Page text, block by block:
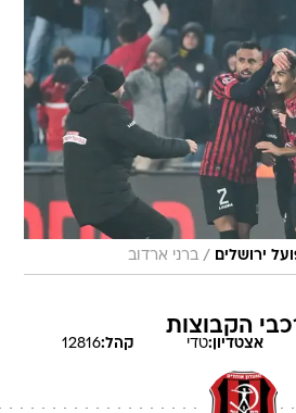
ירושלים / ברני ארדוב
הקבוצות
אצטדיון:טדי קהל:12816